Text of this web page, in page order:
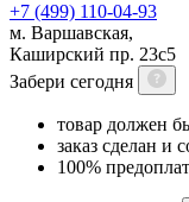
+7 (499) 110-04-93
м. Варшавская,
Каширский пр. 23с5
Забери сегодня
товар должен
заказ сделан и
100%